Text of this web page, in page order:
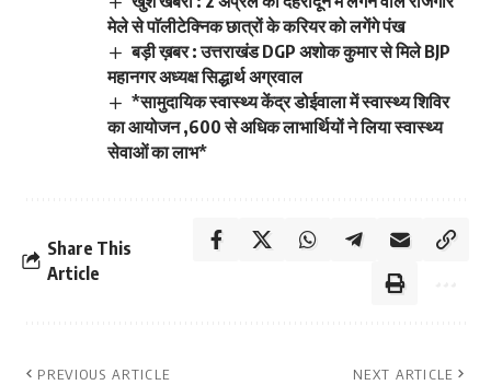
मेले से पाॅलीटेक्निक छात्रों के करियर को लगेंगे पंख
बड़ी ख़बर : उत्तराखंड DGP अशोक कुमार से मिले BJP
महानगर अध्यक्ष सिद्धार्थ अग्रवाल
*सामुदायिक स्वास्थ्य केंद्र डोईवाला में स्वास्थ्य शिविर
का आयोजन ,600 से अधिक लाभार्थियों ने लिया स्वास्थ्य
सेवाओं का लाभ*
Share This
Article
PREVIOUS ARTICLE NEXT ARTICLE